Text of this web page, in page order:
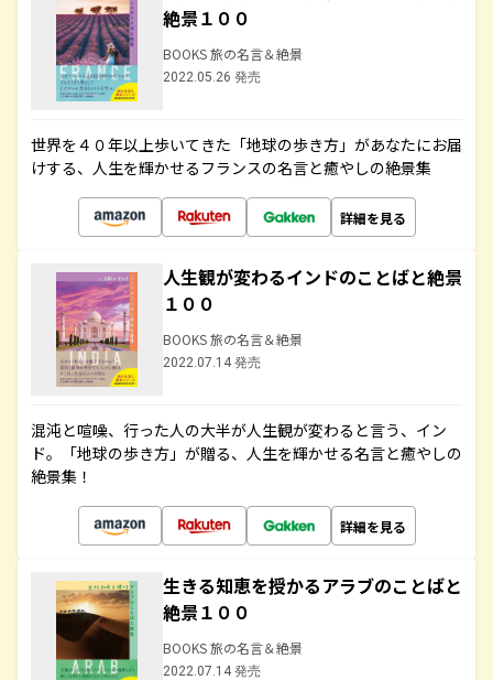
絶景１００
BOOKS 旅の名言＆絶景
2022.05.26 発売
世界を４０年以上歩いてきた「地球の歩き方」があなたにお届
けする、人生を輝かせるフランスの名言と癒やしの絶景集
詳細を見る
人生観が変わるインドのことばと絶景
１００
BOOKS 旅の名言＆絶景
2022.07.14 発売
混沌と喧噪、行った人の大半が人生観が変わると言う、イン
ド。「地球の歩き方」が贈る、人生を輝かせる名言と癒やしの
絶景集！
詳細を見る
生きる知恵を授かるアラブのことばと
絶景１００
BOOKS 旅の名言＆絶景
2022.07.14 発売